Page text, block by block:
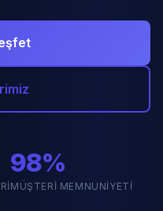
98%
MÜŞTERI MEMNUNIYETI